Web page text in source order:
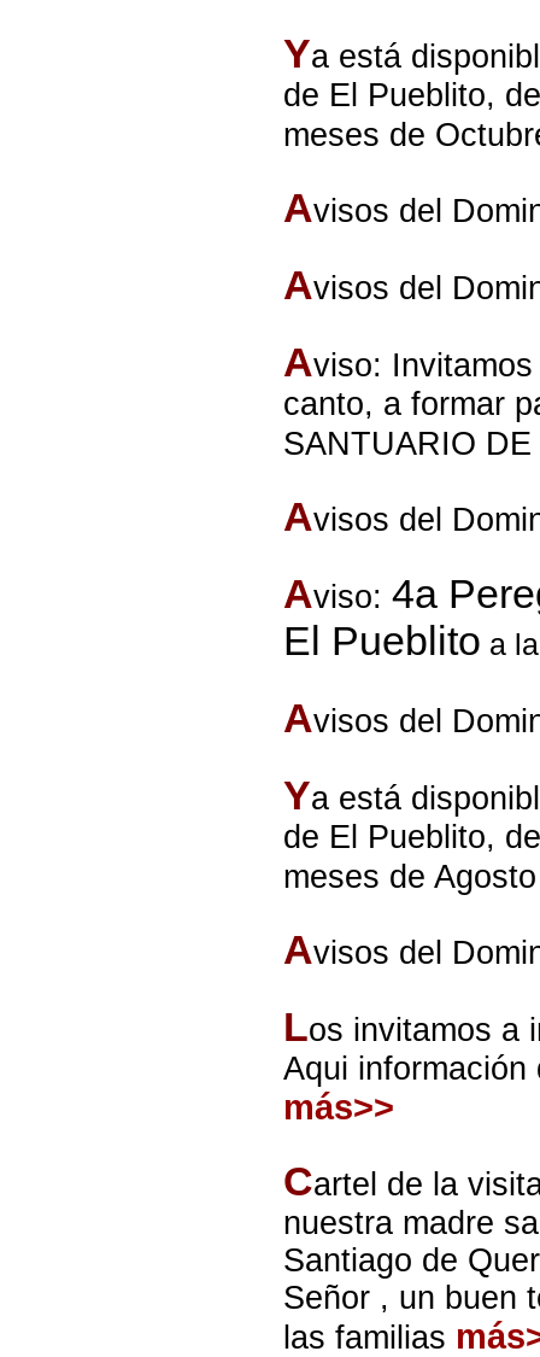
Ya está
de El Pueblito,
meses de
Avisos del
Avisos del
Aviso:
canto, a formar
SANTUARIO
Avisos del
Aviso: 4a
El Pueblito a
Avisos del
Ya está
de El Pueblito,
meses de
Avisos del
Los invitamos a
Aqui
más>>
Cartel de la
nuestra madre
Santiago de
Señor , un buen
las familias